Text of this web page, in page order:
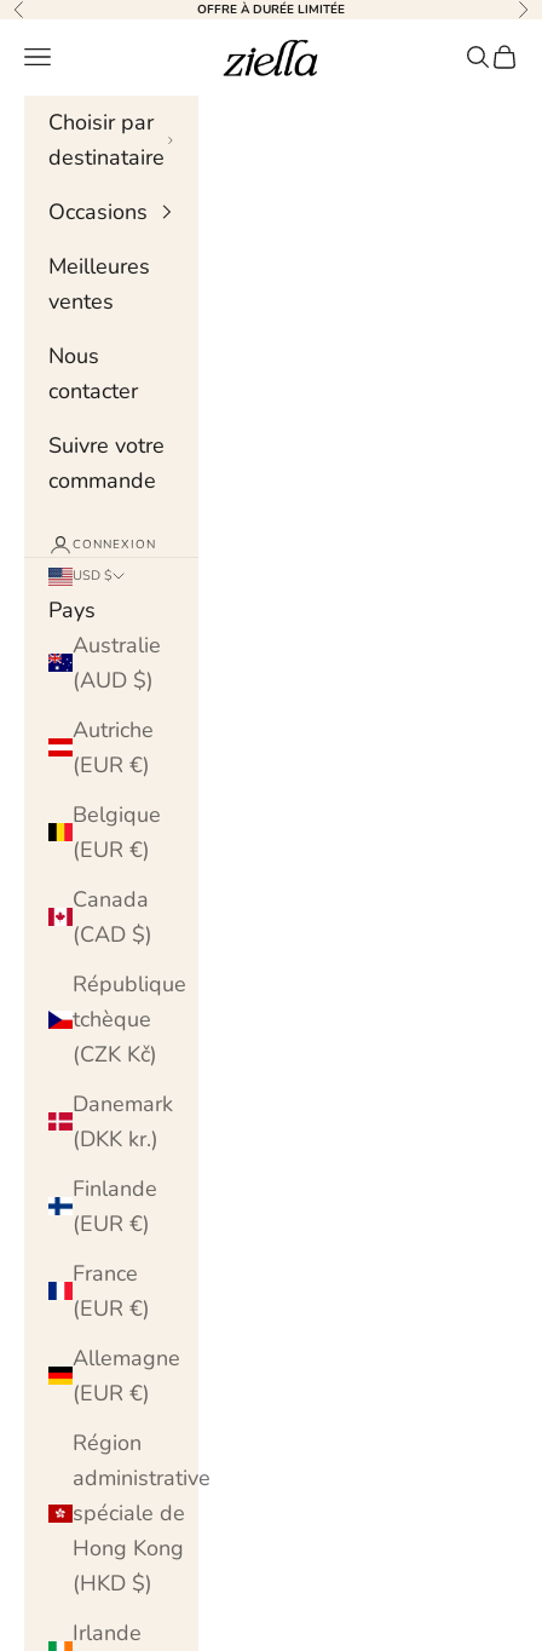
Skip to content
Précédent OFFRE À DURÉE LIMITÉE
Ziella
Menu de navigation
Choisir par
destinataire
Occasions
Meilleures
ventes
Nous
contacter
Suivre votre
commande
CONNEXION
USD $
Pays
Australie
(AUD $)
Autriche
(EUR €)
Belgique
(EUR €)
Canada
(CAD $)
République
tchèque
(CZK Kč)
Danemark
(DKK kr.)
Finlande
(EUR €)
France
(EUR €)
Allemagne
(EUR €)
Région
administrative
spéciale de
Hong Kong
(HKD $)
Irlande